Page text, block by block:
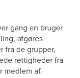
gang en bruger
afgøres
fra de grupper,
rettigheder fra
medlem af.